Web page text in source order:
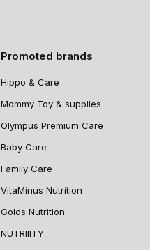
Promoted brands
Hippo & Care
Mommy Toy & supplies
Olympus Premium Care
Baby Care
Family Care
VitaMinus Nutrition
Golds Nutrition
NUTRIIITY